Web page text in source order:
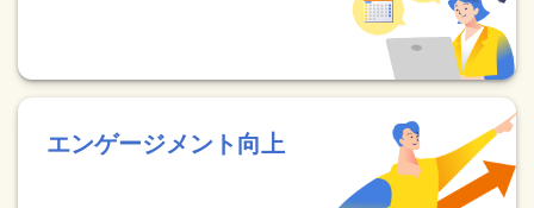
エンゲージメント向上